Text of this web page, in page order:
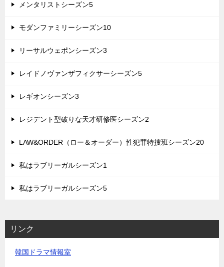
メンタリストシーズン5
モダンファミリーシーズン10
リーサルウェポンシーズン3
レイドノヴァンザフィクサーシーズン5
レギオンシーズン3
レジデント型破りな天才研修医シーズン2
LAW&ORDER（ロー＆オーダー）性犯罪特捜班シーズン20
私はラブリーガルシーズン1
私はラブリーガルシーズン5
リンク
韓国ドラマ情報室